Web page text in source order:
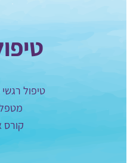
טיפול רגשי
קורס